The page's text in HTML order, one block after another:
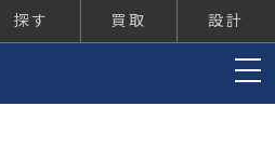
探す 買取 設計